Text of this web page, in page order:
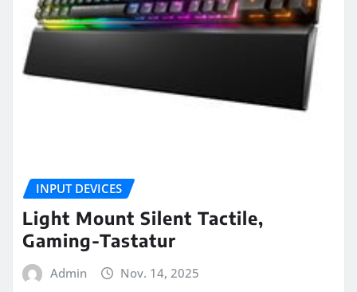
INPUT DEVICES
Light Mount Silent Tactile,
Gaming-Tastatur
Admin Nov. 14, 2025